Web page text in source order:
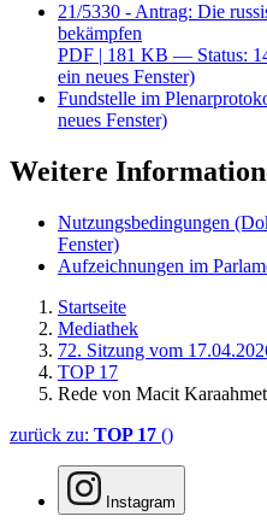
21/5330 - Antrag: Die
bekämpfen
PDF | 181 KB — Status:
ein neues Fenster)
Fundstelle im
neues Fenster)
Weitere
Nutzungsbedingungen
Fenster)
Aufzeichnungen im
Startseite
Mediathek
72. Sitzung vom
TOP 17
Rede von Macit
zurück zu: TOP 17 ()
Instagram